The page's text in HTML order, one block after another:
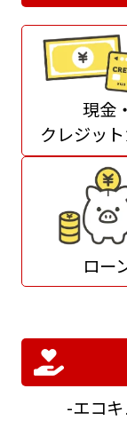
現金・
クレジッ
ロー
エコ